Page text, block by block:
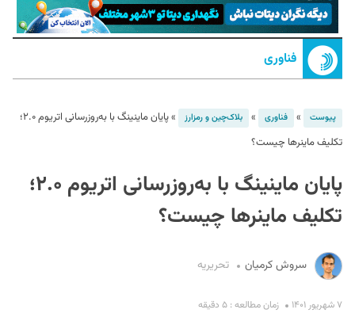
فناوری
پیوست » فناوری » بلاک‌چین و رمزارز »
پایان ماینینگ با به‌روزرسانی اتریوم ۲.۰؛
تکلیف ماینرها چیست؟
پایان ماینینگ با به‌روزرسانی اتریوم ۲.۰؛
تکلیف ماینرها چیست؟
سروش کرمیان تحریریه
۷ شهریور ۱۴۰۱ زمان مطالعه : ۵ دقیقه